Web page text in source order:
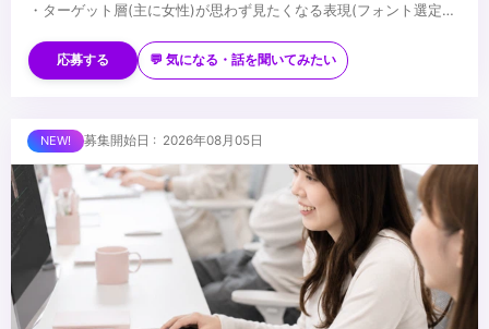
・ターゲット層(主に女性)が思わず見たくなる表現(フォント選定・
※応募時は、ポートフォリオor制作物のURLのご提出をお願いしま
す
外とさせていただきます
・PhotoshopやIllustratorを用いたデザイン経験がある方
・AfterEffectsの使用経験がある方
■求める人物像
・制作する動画のクオリティに妥協しない方
・自ら仕事を取りに行き、プロフェッショナルとして成長する意欲
のある方
・責任感のある方
・周りのメンバーと協調・協業ができる方
応募する 💬 気になる・話を聞いてみたい
募集開始日 : 2026年08月05日